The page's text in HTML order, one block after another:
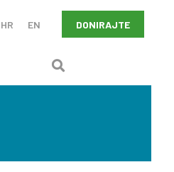
HR EN DONIRAJTE